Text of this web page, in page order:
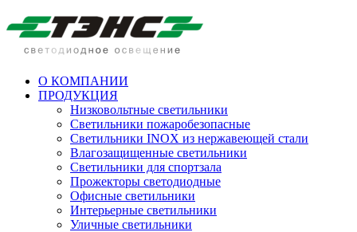
О КОМПАНИИ
ПРОДУКЦИЯ
Низковольтные светильники
Cветильники пожаробезопасные
Светильники INOX из нержавеющей стали
Влагозащищенные светильники
Светильники для спортзала
Прожекторы светодиодные
Офисные светильники
Интерьерные светильники
Уличные светильники